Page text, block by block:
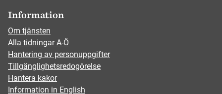
Information
Om tjänsten
Alla tidningar A-Ö
Hantering av personuppgifter
Tillgänglighetsredogörelse
Hantera kakor
Information in English